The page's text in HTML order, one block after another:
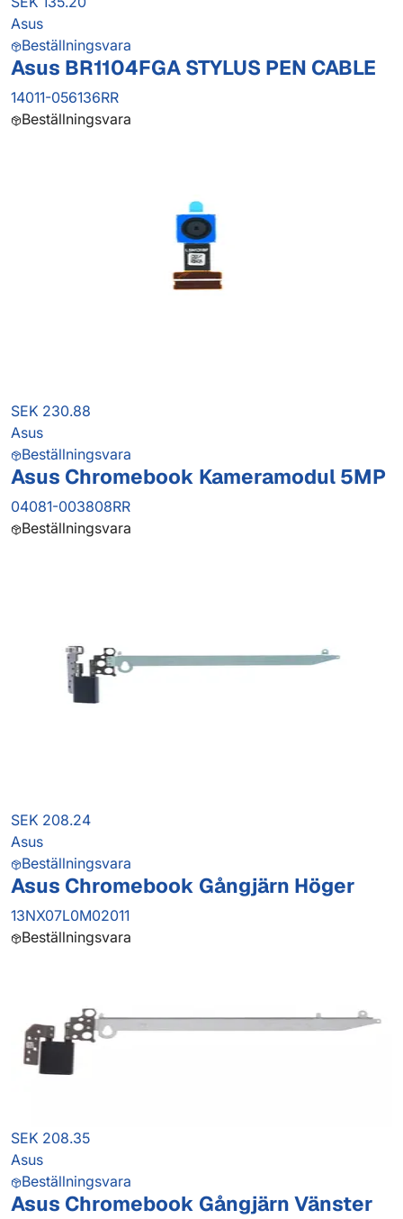
Asus
Beställningsvara
Asus BR1104FGA STYLUS PEN CABLE
14011-056136RR
Beställningsvara
SEK 230.88
Asus
Beställningsvara
Asus Chromebook Kameramodul 5MP
04081-003808RR
Beställningsvara
SEK 208.24
Asus
Beställningsvara
Asus Chromebook Gångjärn Höger
13NX07L0M02011
Beställningsvara
SEK 208.35
Asus
Beställningsvara
Asus Chromebook Gångjärn Vänster